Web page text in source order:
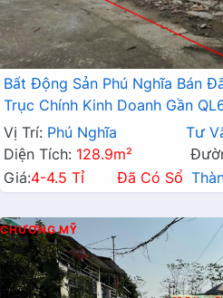
Bất Động Sản Phú Nghĩa Bán
Trục Chính Kinh Doanh Gần
Vị Trí: Phú Nghĩa Tư
Diện Tích: 128.9m²
Giá:4-4.5 Tỉ Đã Có Sổ
CHƯƠNG MỸ